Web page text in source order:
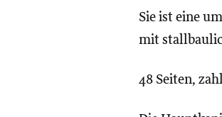
Sie ist eine
mit
48 Seiten,